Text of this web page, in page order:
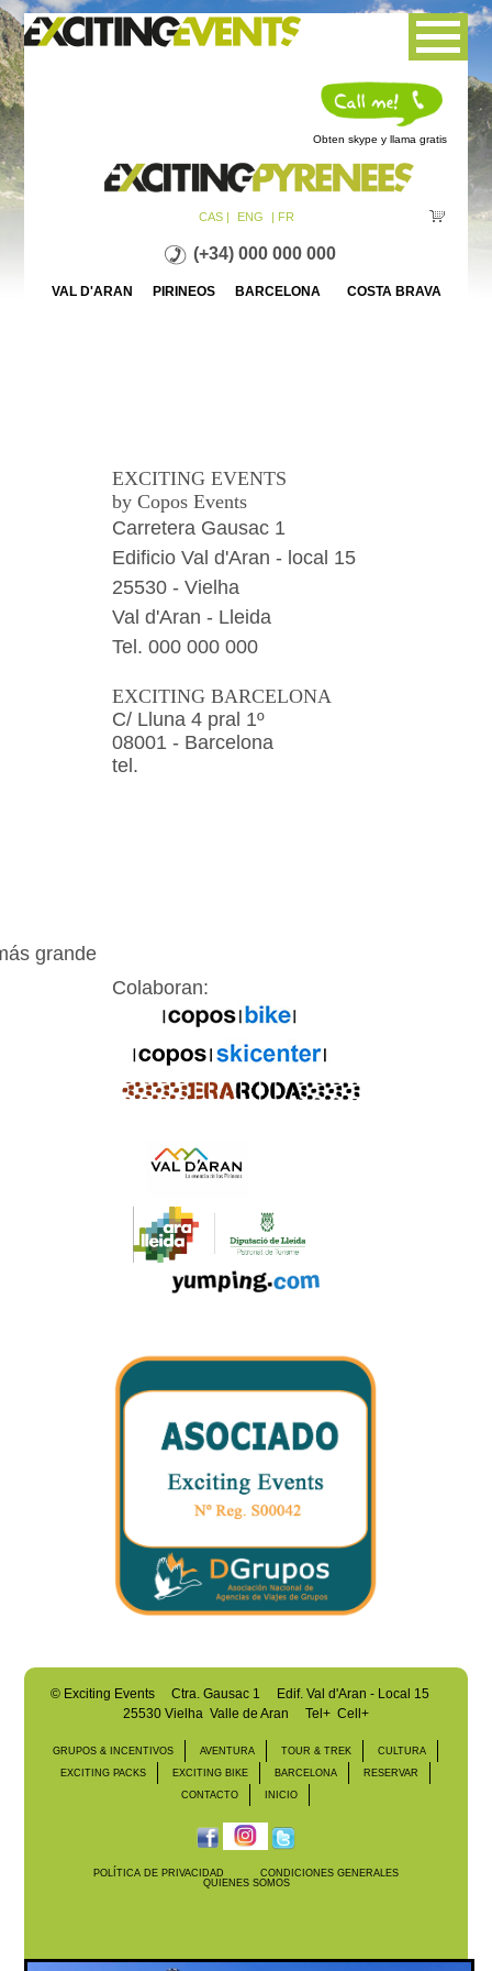
Jump to navigation
Obten skype y llama gratis
CAS | ENG | FR
(+34) 000 000 000
VAL D'ARAN PIRINEOS BARCELONA COSTA BRAVA
EXCITING EVENTS
by Copos Events
Carretera Gausac 1
Edificio Val d'Aran- local 15
25530 - Vielha
Val d'Aran - Lleida
Tel.000 000 000
EXCITING BARCELONA
C/ Lluna 4 pral 1º
08001 - Barcelona
tel.
grande
Colaboran:
©Exciting Events Ctra. Gausac 1 Edif. Val d'Aran - Local 15
25530 Vielha Valle de Aran
Tel+ Cell+
GRUPOS & INCENTIVOS AVENTURA TOUR & TREK
CULTURA
EXCITING PACKS
EXCITING BIKE BARCELONA
RESERVAR
CONTACTO
INICIO
POLÍTICA DE PRIVACIDAD
CONDICIONES GENERALES
QUIENES SOMOS